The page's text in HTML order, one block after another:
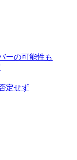
ーの可能性も
定せず